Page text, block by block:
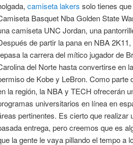
camiseta lakers solo tienes
Basquet Nba Golden State
camiseta UNC Jordan, una
de partir la pana en NBA
la carrera del mítico jugador de
del Norte hasta convertirse en
de Kobe y LeBron. Como parte
la región, la NBA y TECH ofrecerán
universitarios en línea en
pertinentes. Es cierto que
entrega, pero creemos que es
la gente le vaya pillando el tempo a